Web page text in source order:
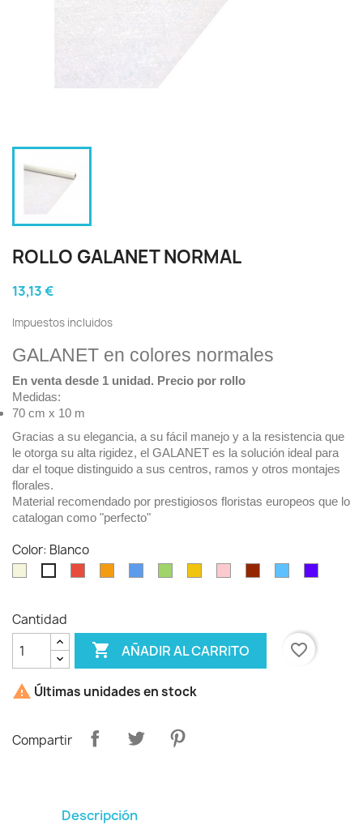
ROLLO GALANET NORMAL
13,13 €
Impuestos incluidos
GALANET en colores normales
En venta desde 1 unidad. Precio por rollo
Medidas:
70 cm x 10 m
Gracias a su elegancia, a su fácil manejo y a la resistencia que
le otorga su alta rigidez, el GALANET es la solución ideal para
dar el toque distinguido a sus centros, ramos y otros montajes
florales.
Material recomendado por prestigiosos floristas europeos que lo
catalogan como "perfecto"
Color: Blanco
Cantidad
 AÑADIR AL CARRITO favorite_border
 Últimas unidades en stock
Compartir
Descripción